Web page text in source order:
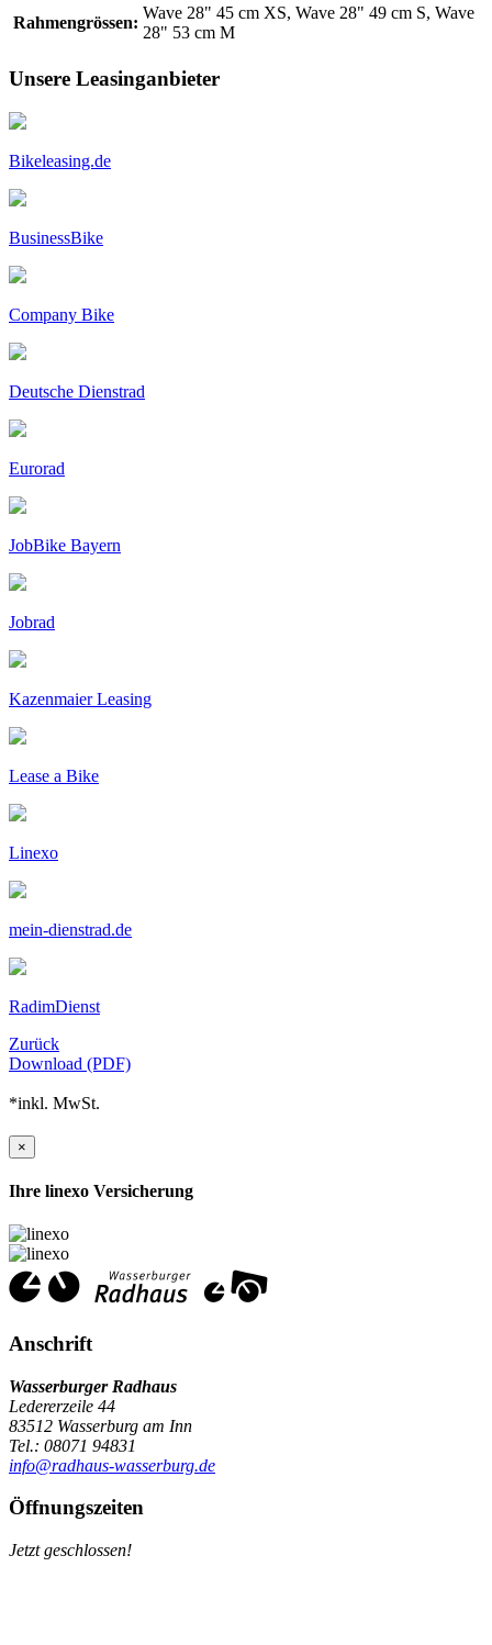
Rahmengrössen:
Wave 28" 45 cm XS, Wave 28" 49 cm S, Wave
28" 53 cm M
Unsere Leasinganbieter
Bikeleasing.de
BusinessBike
Company Bike
Deutsche Dienstrad
Eurorad
JobBike Bayern
Jobrad
Kazenmaier Leasing
Lease a Bike
Linexo
mein-dienstrad.de
RadimDienst
Zurück
Download (PDF)
*inkl. MwSt.
×
Ihre linexo Versicherung
Anschrift
Wasserburger Radhaus
Ledererzeile 44
83512 Wasserburg am Inn
Tel.: 08071 94831
info@radhaus-wasserburg.de
Öffnungszeiten
Jetzt geschlossen!